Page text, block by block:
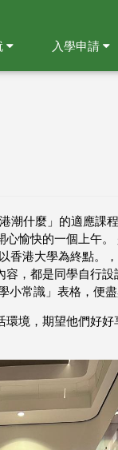
入學申請
潮什麼」的適應課
愉快的一個上午
香港大學為終點。
，都是同學自行
常識」表格，便盡
境，期望他們好